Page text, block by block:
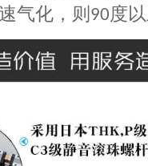
气化，则 90度